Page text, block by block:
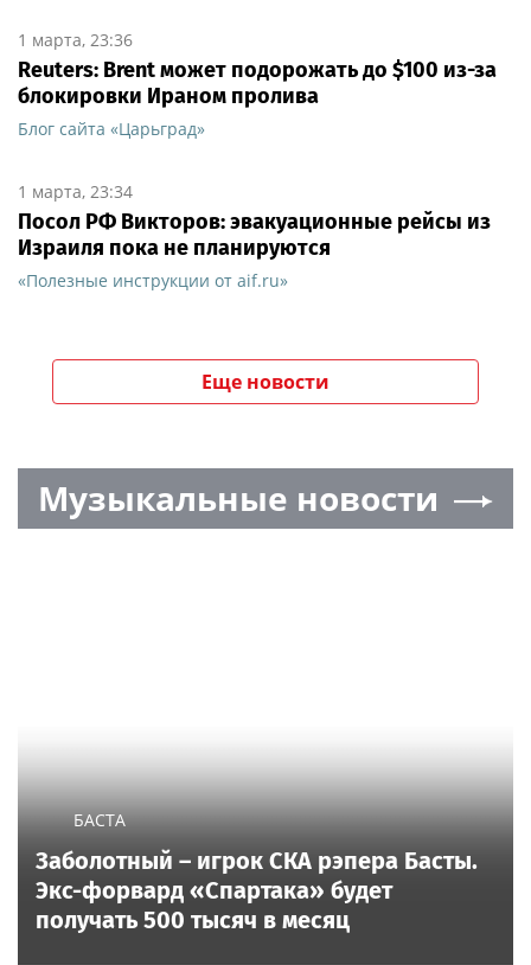
1 марта, 23:36
Reuters: Brent может подорожать до $100 из-за
блокировки Ираном пролива
Блог сайта «Царьград»
1 марта, 23:34
Посол РФ Викторов: эвакуационные рейсы из
Израиля пока не планируются
«Полезные инструкции от aif.ru»
Еще новости
Музыкальные новости
БАСТА
Заболотный – игрок СКА рэпера Басты.
Экс-форвард «Спартака» будет
получать 500 тысяч в месяц